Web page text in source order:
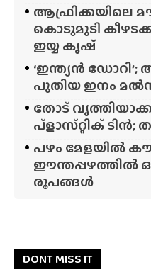
ആഫ്രിക്കയിലെ
കൊടുമുടി
ഇയ്യ കൃഷ്
‘ഇന്ത്യൻ
പുതിയ ഇനം
തോട്
പ്‌ളാസ്‌റ്റിക് ടിൻ;
പഴം മേളയിൽ
ഈന്തപ്പഴത്തിൽ
രൂപങ്ങൾ
DONT MISS IT